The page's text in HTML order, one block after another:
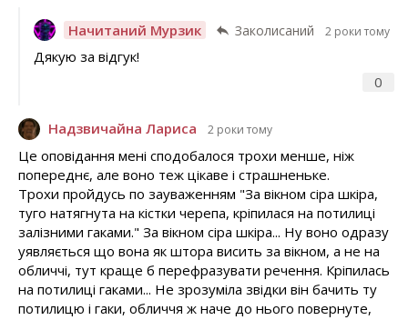
Начитаний Мурзик Заколисаний 2 роки тому
0
Дякую за відгук!
Надзвичайна Лариса 2 роки тому
Це оповідання мені сподобалося трохи менше, ніж
попереднє, але воно теж цікаве і страшненьке.
Трохи пройдусь по зауваженням "За вікном сіра шкіра,
туго натягнута на кістки черепа, кріпилася на потилиці
залізними гаками." За вікном сіра шкіра... Ну воно одразу
уявляється що вона як штора висить за вікном, а не на
обличчі, тут краще б перефразувати речення. Кріпилась
на потилиці гаками... Не зрозуміла звідки він бачить ту
потилицю і гаки, обличчя ж наче до нього повернуте,